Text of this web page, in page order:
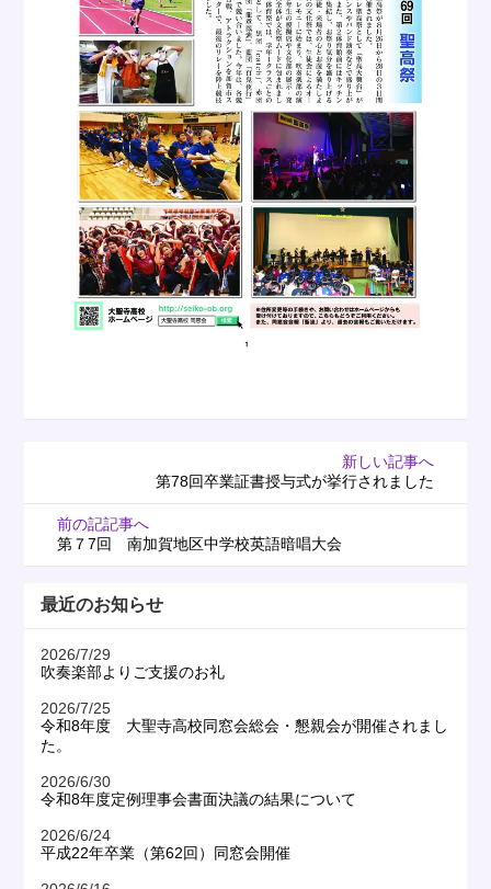
新しい記事へ
第78回卒業証書授与式が挙行されました
前の記記事へ
第７7回 南加賀地区中学校英語暗唱大会
最近のお知らせ
2026/7/29
吹奏楽部よりご支援のお礼
2026/7/25
令和8年度 大聖寺高校同窓会総会・懇親会が開催されまし
た。
2026/6/30
令和8年度定例理事会書面決議の結果について
2026/6/24
平成22年卒業（第62回）同窓会開催